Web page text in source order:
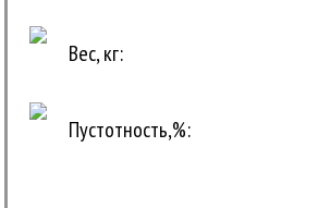
Вес, кг:
Пустотность,%: